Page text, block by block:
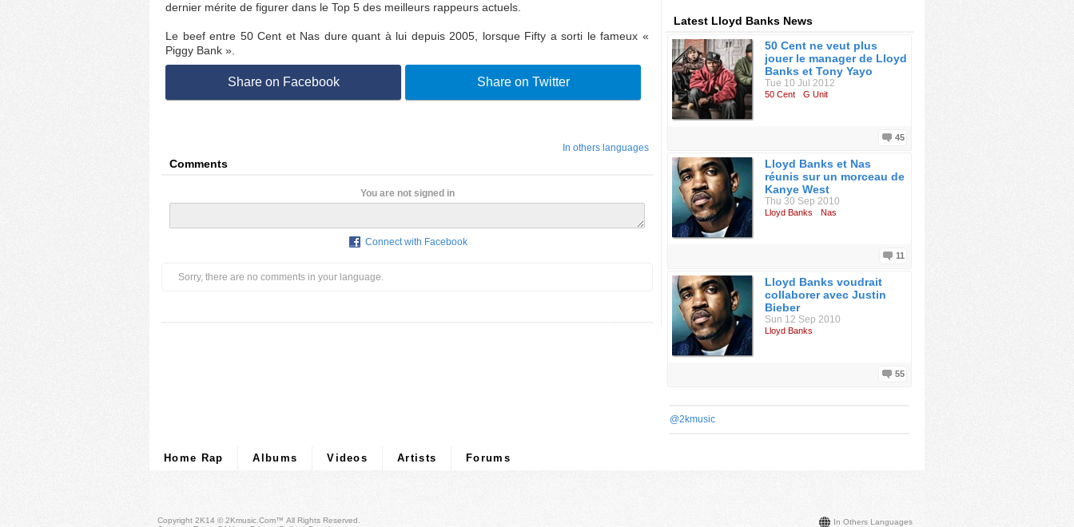
dernier mérite de figurer dans le Top 5 des meilleurs rappeurs actuels.
Le beef entre 50 Cent et Nas dure quant à lui depuis 2005, lorsque Fifty a sorti le fameux «
Piggy Bank ».
Share on Facebook Share on Twitter
In others languages
Comments
You are not signed in
Connect with Facebook
Sorry, there are no comments in your language.
Latest Lloyd Banks News
50 Cent ne veut plus
jouer le manager de Lloyd
Banks et Tony Yayo
Tue 10 Jul 2012
50 Cent G Unit
45
Lloyd Banks et Nas
réunis sur un morceau de
Kanye West
Thu 30 Sep 2010
Lloyd Banks Nas
11
Lloyd Banks voudrait
collaborer avec Justin
Bieber
Sun 12 Sep 2010
Lloyd Banks
55
@2kmusic
Home Rap Albums Videos Artists Forums
In Others Languages
Copyright 2K14 © 2Kmusic.com™ All Rights Reserved